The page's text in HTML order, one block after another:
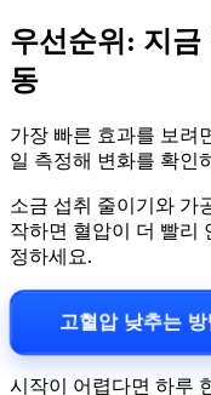
우선순위: 지금
동
가장 빠른 효과를 보려
일 측정해 변화를 확인
소금 섭취 줄이기와 가
작하면 혈압이 더 빨리
정하세요.
고혈압 낮추는
시작이 어렵다면 하루